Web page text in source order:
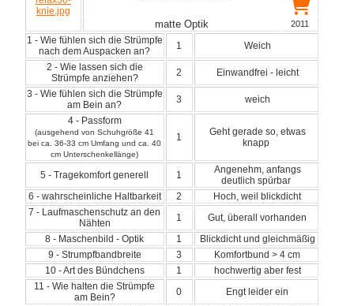
matte Optik 2011
1 - Wie fühlen sich die Strümpfe
nach dem Auspacken an?
1
Weich
2 - Wie lassen sich die
Strümpfe anziehen?
2
Einwandfrei - leicht
3 - Wie fühlen sich die Strümpfe
am Bein an?
3
weich
4 - Passform
(ausgehend von Schuhgröße 41
bei ca. 36-33 cm Umfang und ca. 40
cm Unterschenkellänge)
1
Geht gerade so, etwas
knapp
5 - Tragekomfort generell 1
Angenehm, anfangs
deutlich spürbar
6 - wahrscheinliche Haltbarkeit
2
Hoch, weil blickdicht
7 - Laufmaschenschutz an den
Nähten
1
Gut, überall vorhanden
8 - Maschenbild - Optik
1
Blickdicht und gleichmäßig
9 - Strumpfbandbreite
3
Komfortbund > 4 cm
10 - Art des Bündchens
1
hochwertig aber fest
11 - Wie halten die Strümpfe
am Bein?
0
Engt leider ein